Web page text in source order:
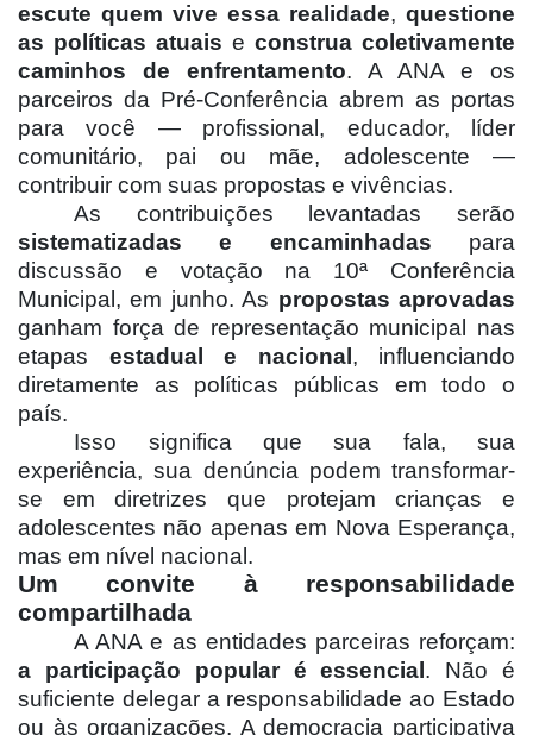
escute quem vive essa realidade, questione
as políticas atuais e construa coletivamente
caminhos de enfrentamento. A ANA e os
parceiros da Pré-Conferência abrem as portas
para você — profissional, educador, líder
comunitário, pai ou mãe, adolescente —
contribuir com suas propostas e vivências.
As contribuições levantadas serão
sistematizadas e encaminhadas para
discussão e votação na 10ª Conferência
Municipal, em junho. As propostas aprovadas
ganham força de representação municipal nas
etapas estadual e nacional , influenciando
diretamente as políticas públicas em todo o
país.
Isso significa que sua fala, sua
experiência, sua denúncia podem transformar-
se em diretrizes que protejam crianças e
adolescentes não apenas em Nova Esperança,
mas em nível nacional.
Um convite à responsabilidade
compartilhada
A ANA e as entidades parceiras reforçam:
a participação popular é essencial . Não é
suficiente delegar a responsabilidade ao Estado
ou às organizações. A democracia participativa